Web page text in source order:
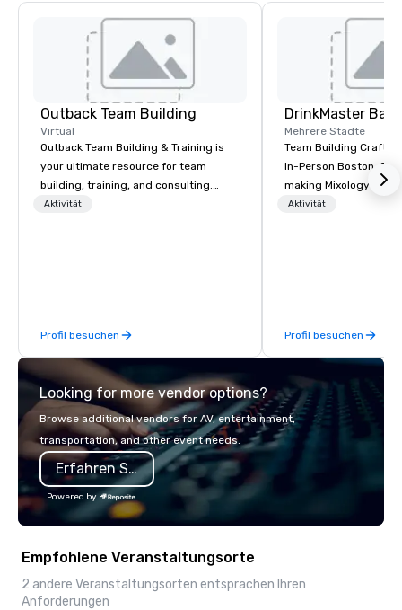
Outback Team Building
Virtual
Outback Team Building & Training is
your ultimate resource for team
building, training, and consulting.
Recommended by over 30,000+
Aktivität
Profil besuchen
Mehrere Städte
Team Building Craft
In-Person Boston. Our Cocktail-
making Mixology
complete turnkey
Aktivität
Profil besuchen
Looking for more vendor options?
Browse additional vendors for AV, entertainment,
transportation, and other event needs.
Erfahren Sie mehr
Powered by
Empfohlene Veranstaltungsorte
2 andere Veranstaltungsorten entsprachen Ihren
Anforderungen